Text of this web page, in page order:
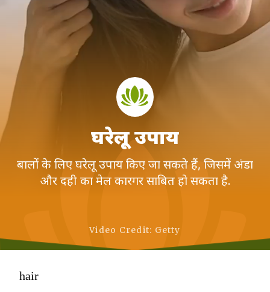
घरेलू उपाय
बालों के लिए घरेलू उपाय किए जा सकते हैं, जिसमें अंडा
और दही का मेल कारगर साबित हो सकता है.
Video Credit: Getty
hair